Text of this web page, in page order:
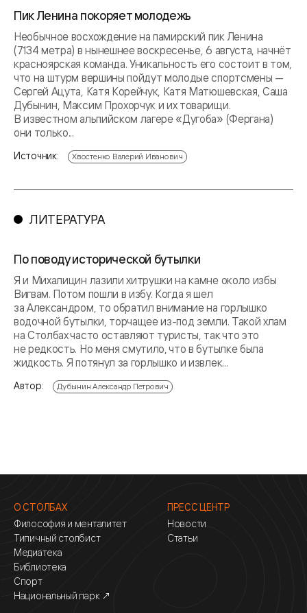
Пик Ленина покоряет молодежь
Необычное восхождение на памирский пик Ленина
(7134 метра) в нынешнее воскресенье, 6 августа, начнёт
красноярская команда. Уникальность его состоит в том,
что на штурм вершины пойдут молодые спортсмены —
Сергей Ацута, Катя Корейчук, Катя Матюшевская, Саша
Дубынин, Максим Прохорчук и их товарищи.
В известном альпийском лагере «Дугоба» (Фергана)
они только...
Источник: Хвостенко Валерий Иванович
ЛИТЕРАТУРА
По поводу исторической бутылки
Я и Михалицин лазили хитрушки на камне около избы
Вигвам. Потом пошли в избу. Когда я шел
за Александром, то обратил внимание на горлышко
водочной бутылки, торчащее из-под земли. Такой хлам
на Столбах часто оставляют туристы, так что это
не редкость. Но меня смутило, что в бутылке была
жидкость. Я потянул за горлышко и извлек...
Автор: Дубынин Александр Петрович
О СТОЛБАХ
Философия и менталитет
Типичный столбист
Медиатека
Библиотека
Спорт
Национальный парк ↗
ПРЕСС ЦЕНТР
Новости
Статьи